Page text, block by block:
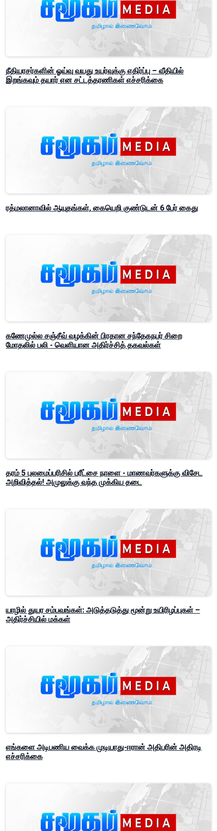
நீதியரசர்களின் ஓய்வு வயது உயர்வுக்கு எதிர்ப்பு – வீதியில்
இறங்கவும் தயார் என சட்டத்தரணிகள் எச்சரிக்கை
ரத்மலானாவில் ஆயுதங்கள், கையெறி குண்டுடன் 6 பேர் கைது
கணேமுல்ல சஞ்சீவ் வழக்கின் பிரதான சந்தேகநபர் சிறை
மோதலில் பலி - வெளியான அதிர்ச்சித் தகவல்கள்
தரம் 5 புலமைப்பரிசில் பரீட்சை நாளை - மாணவர்களுக்கு விசேட
அறிவித்தல்! அமுலுக்கு வந்த முக்கிய தடை
யாழில் துயர சம்பவங்கள்: அடுத்தடுத்து மூன்று உயிரிழப்புகள் –
அதிர்ச்சியில் மக்கள்
எங்களை அடிபணிய வைக்க முடியாது-ஈரான் அதிபரின் அதிரடி
எச்சரிக்கை